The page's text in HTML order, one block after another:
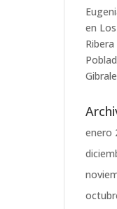
en
enero